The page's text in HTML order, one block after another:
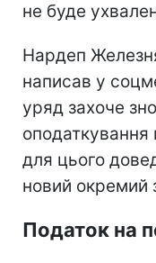
не буде
Нардеп
написав у
уряд захоче
оподаткування
для цього
новий окремий
Податок на